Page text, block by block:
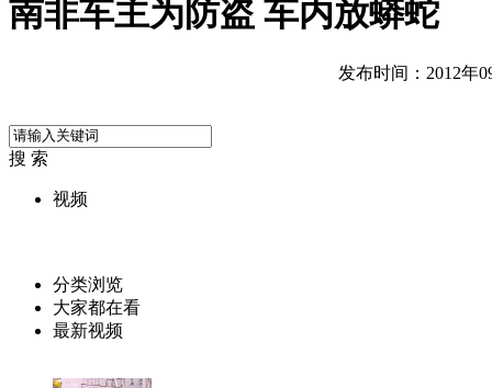
南非车主为防盗 车内放蟒蛇
发布时间：2012年
搜 索
视频
分类浏览
大家都在看
最新视频